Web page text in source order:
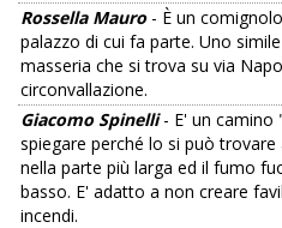
Rossella Mauro- È un
palazzo di cui fa parte. Uno
masseria che si trova su via
circonvallazione.
Giacomo Spinelli- E' un camino
spiegare perché lo si può
nella parte più larga ed il fumo
basso. E' adatto a non creare
incendi.